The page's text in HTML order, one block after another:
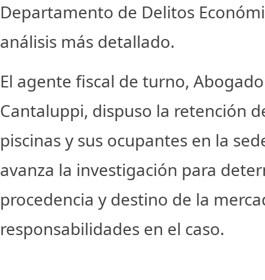
Departamento de Delitos
análisis más detallado.
El agente fiscal de turno,
Cantaluppi, dispuso la retención
piscinas y sus ocupantes en la
avanza la investigación para
procedencia y destino de la
responsabilidades en el caso.